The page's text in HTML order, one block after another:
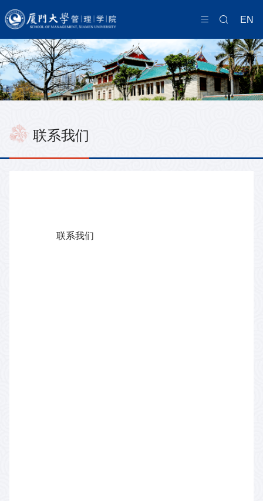
EN
联系我们
联系我们